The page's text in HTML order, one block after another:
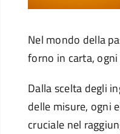
Nel mondo della
forno in carta,
Dalla scelta degli
delle misure, ogni
cruciale nel